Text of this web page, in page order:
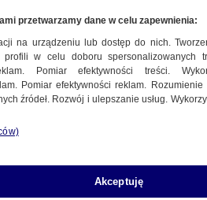
zdemontować dach
przetwarzamy dane w celu zapewnienia:
na urządzeniu lub dostęp do nich.
profili w celu doboru spersonalizowanych
Pomiar efektywności treści.
Pomiar efektywności reklam.
źródeł. Rozwój i ulepszanie usług.
Akceptuję